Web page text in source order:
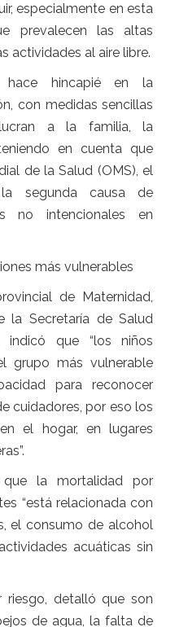
especialmente en esta
prevalecen las altas
actividades al aire libre.
hincapié en la
con medidas sencillas
a la familia, la
en cuenta que
de la Salud (OMS), el
la segunda causa de
no intencionales en
más vulnerables
de Maternidad,
la Secretaría de Salud
indicó que “los niños
grupo más vulnerable
para reconocer
cuidadores, por eso los
el hogar, en lugares
la mortalidad por
“está relacionada con
el consumo de alcohol
acuáticas sin
detalló que son
de agua, la falta de